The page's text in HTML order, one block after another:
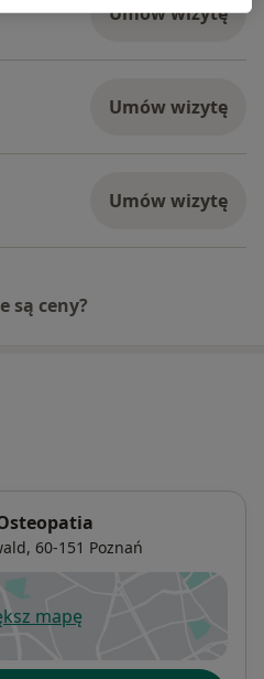
Umów wizytę
Umów wizytę
Umów wizytę
są ceny?
, 60-151 Poznań
mapę
otwiera się w nowej karcie